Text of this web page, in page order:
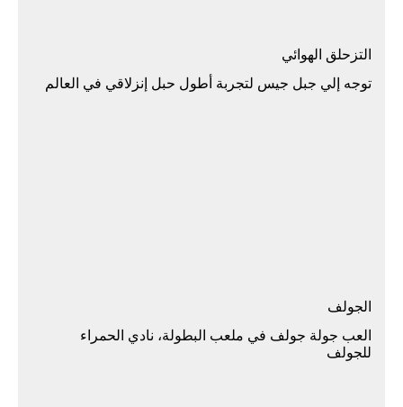
اﻟﺘﺰﺣﻠﻖ اﻟﻬﻮاﺋﻲ
توجه إلي جبل جيس لتجربة أطول حبل إنزلاقي في العالم
اﻟﺠﻮﻟﻒ
العب جولة جولف في ملعب البطولة، نادي الحمراء
للجولف